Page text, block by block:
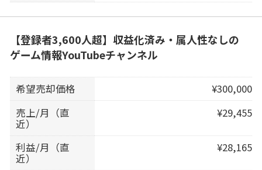
【登録者3,600人超】収益化済み・属人性なしの
ゲーム情報YouTubeチャンネル
希望売却価格
¥300,000
売上/月（直
近）
¥29,455
利益/月（直
近）
¥28,165